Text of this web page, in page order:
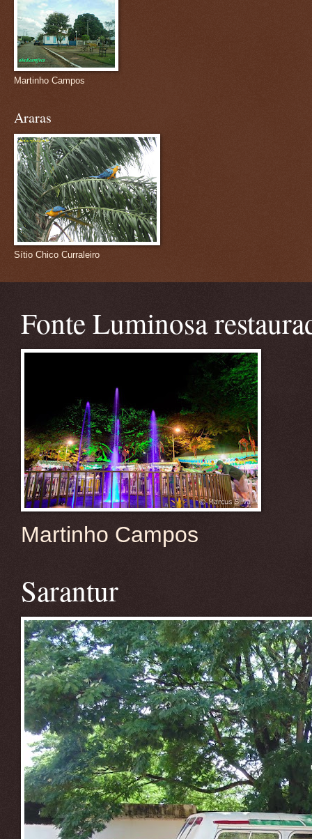
Martinho Campos
Araras
Sítio Chico Curraleiro
Fonte Luminosa
Martinho Campos
Sarantur